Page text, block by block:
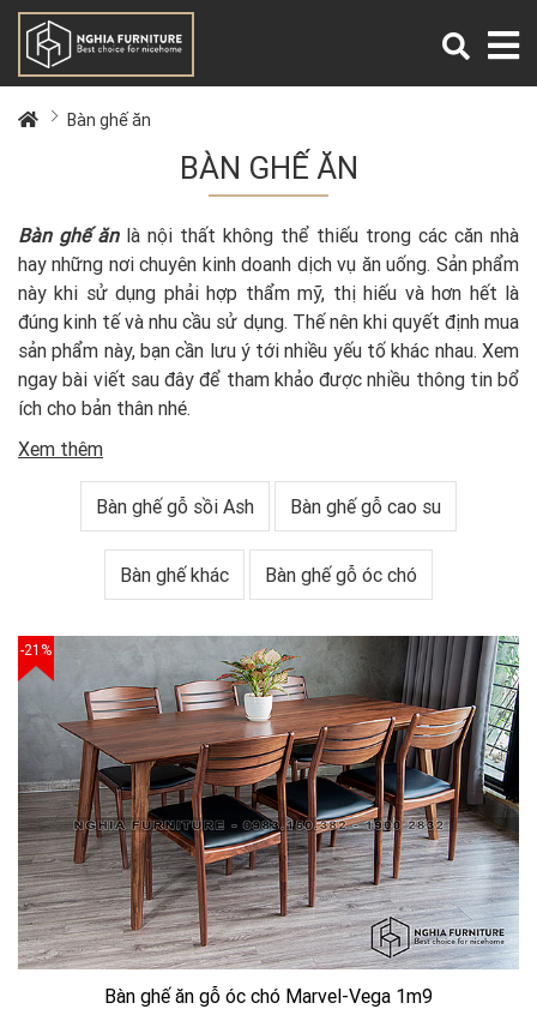
Bàn ghế ăn
BÀN GHẾ ĂN
Bàn ghế ănlà nội thất không thể thiếu trong các căn nhà
hay những nơi chuyên kinh doanh dịch vụ ăn uống. Sản phẩm
này khi sử dụng phải hợp thẩm mỹ, thị hiếu và hơn hết là
đúng kinh tế và nhu cầu sử dụng. Thế nên khi quyết định mua
sản phẩm này, bạn cần lưu ý tới nhiều yếu tố khác nhau. Xem
ngay bài viết sau đây để tham khảo được nhiều thông tin bổ
ích cho bản thân nhé.
Xem thêm
Bàn ghế gỗ sồi Ash Bàn ghế gỗ cao su
Bàn ghế khác Bàn ghế gỗ óc chó
-21%
Bàn ghế ăn gỗ óc chó Marvel-Vega 1m9